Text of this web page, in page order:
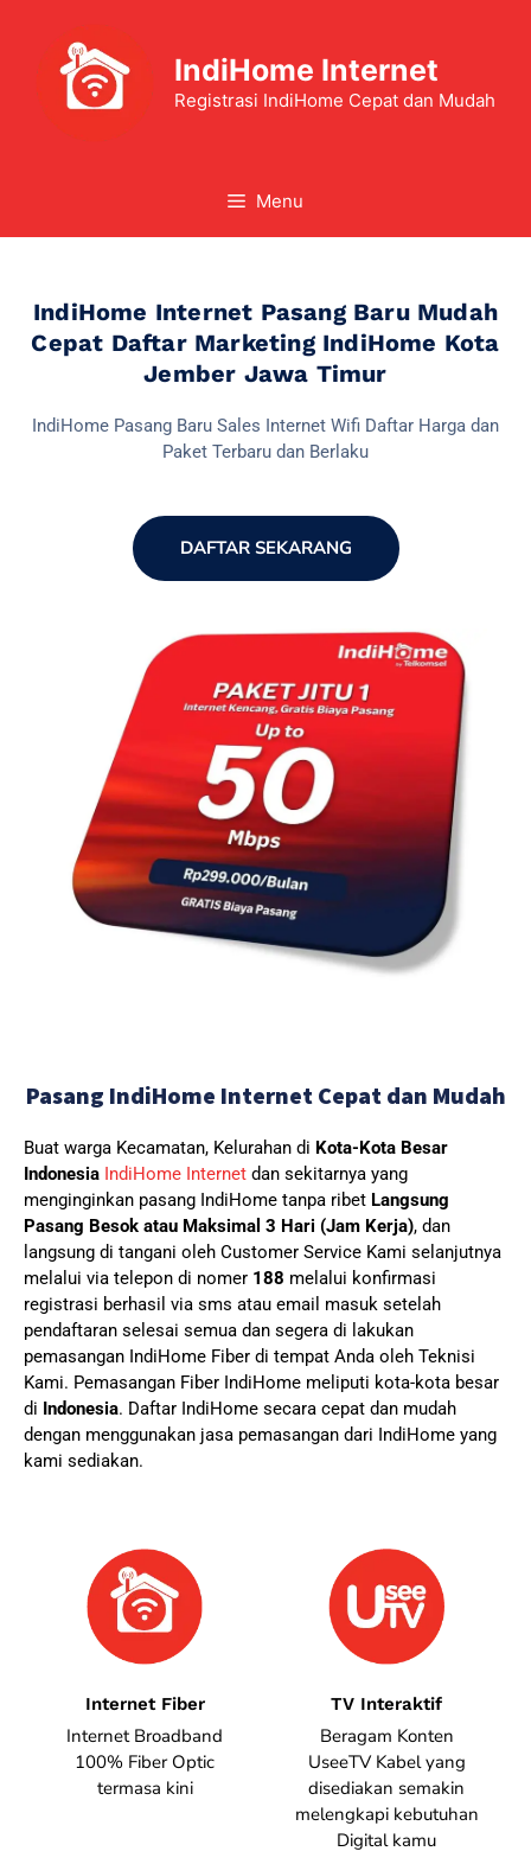
IndiHome Internet
Registrasi IndiHome Cepat dan Mudah
Menu
IndiHome Internet Pasang Baru Mudah
Cepat Daftar Marketing IndiHome Kota
Jember Jawa Timur
IndiHome Pasang Baru Sales Internet Wifi Daftar Harga dan
Paket Terbaru dan Berlaku
DAFTAR SEKARANG
Pasang IndiHome Internet Cepat dan Mudah
Buat warga Kecamatan, Kelurahan di Kota-Kota Besar
Indonesia IndiHome Internet dan sekitarnya yang
menginginkan pasang IndiHome tanpa ribet Langsung
Pasang Besok atau Maksimal 3 Hari (Jam Kerja), dan
langsung di tangani oleh Customer Service Kami selanjutnya
melalui via telepon di nomer 188 melalui konfirmasi
registrasi berhasil via sms atau email masuk setelah
pendaftaran selesai semua dan segera di lakukan
pemasangan IndiHome Fiber di tempat Anda oleh Teknisi
Kami. Pemasangan Fiber IndiHome meliputi kota-kota besar
di Indonesia. Daftar IndiHome secara cepat dan mudah
dengan menggunakan jasa pemasangan dari IndiHome yang
kami sediakan.
Internet Fiber
Internet Broadband
100% Fiber Optic
termasa kini
TV Interaktif
Beragam Konten
UseeTV Kabel yang
disediakan semakin
melengkapi kebutuhan
Digital kamu